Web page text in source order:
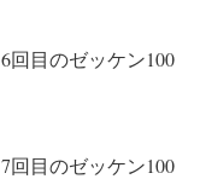
6回目のゼッケン100
7回目のゼッケン100